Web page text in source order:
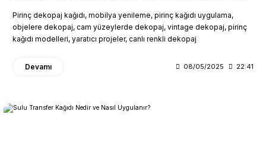
Pirinç dekopaj kağıdı, mobilya yenileme, pirinç kağıdı uygulama,
objelere dekopaj, cam yüzeylerde dekopaj, vintage dekopaj, pirinç
kağıdı modelleri, yaratıcı projeler, canlı renkli dekopaj
Devamı 08/05/2025 22:41